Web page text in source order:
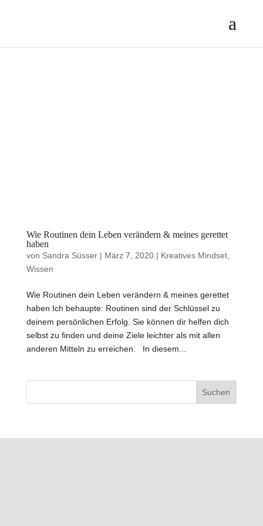
Wie Routinen dein Leben verändern & meines gerettet
haben
von Sandra Süsser| März 7, 2020| Kreatives Mindset,
Wissen
Wie Routinen dein Leben verändern & meines gerettet
haben Ich behaupte: Routinen sind der Schlüssel zu
deinem persönlichen Erfolg. Sie können dir helfen dich
selbst zu finden und deine Ziele leichter als mit allen
anderen Mitteln zu erreichen. In diesem...